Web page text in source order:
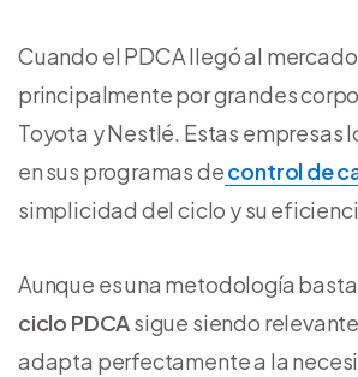
Cuando el PDCA llegó al
principalmente por grandes
Toyota y Nestlé. Estas empresas
en sus programas decontrol de
simplicidad del ciclo y su
Aunque es una metodología
ciclo PDCAsigue siendo
adapta perfectamente a la